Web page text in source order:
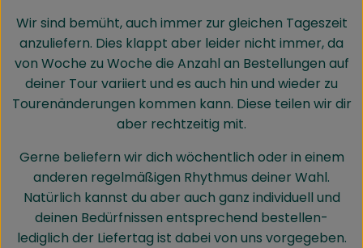
Wir sind bemüht, auch immer zur gleichen Tageszeit
anzuliefern. Dies klappt aber leider nicht immer, da
von Woche zu Woche die Anzahl an Bestellungen auf
deiner Tour variiert und es auch hin und wieder zu
Tourenänderungen kommen kann. Diese teilen wir dir
aber rechtzeitig mit.
Gerne beliefern wir dich wöchentlich oder in einem
anderen regelmäßigen Rhythmus deiner Wahl.
Natürlich kannst du aber auch ganz individuell und
deinen Bedürfnissen entsprechend bestellen-
lediglich der Liefertag ist dabei von uns vorgegeben.